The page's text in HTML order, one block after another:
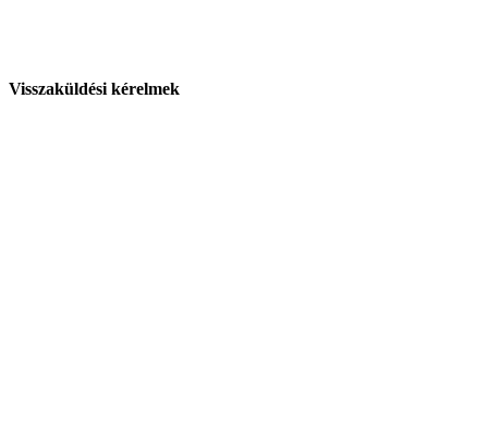
Visszaküldési kérelmek